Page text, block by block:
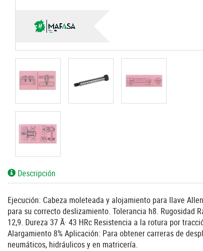
Descripción
Ejecución: Cabeza moleteada y alojamiento para llave
para su correcto deslizamiento. Tolerancia h8. Rugosidad
12,9. Dureza 37 Ã· 43 HRc Resistencia a la rotura por
Alargamiento 8% Aplicación: Para obtener carreras de
neumáticos, hidráulicos y en matricería.